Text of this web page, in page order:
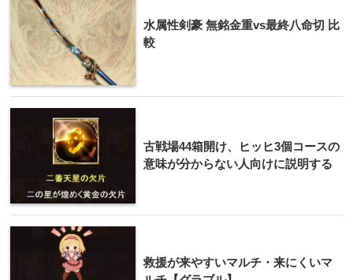
水属性剣豪 無銘金重vs最終八命切 比
較
古戦場44箱開け、ヒッヒ3個コースの
意味が分からない人向けに説明する
救援が来やすいマルチ・来にくいマ